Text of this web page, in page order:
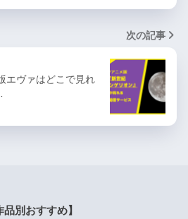
次の記事
エヴァはどこで見れ
品別おすすめ】